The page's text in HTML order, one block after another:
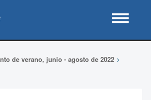
de verano, junio - agosto de 2022>